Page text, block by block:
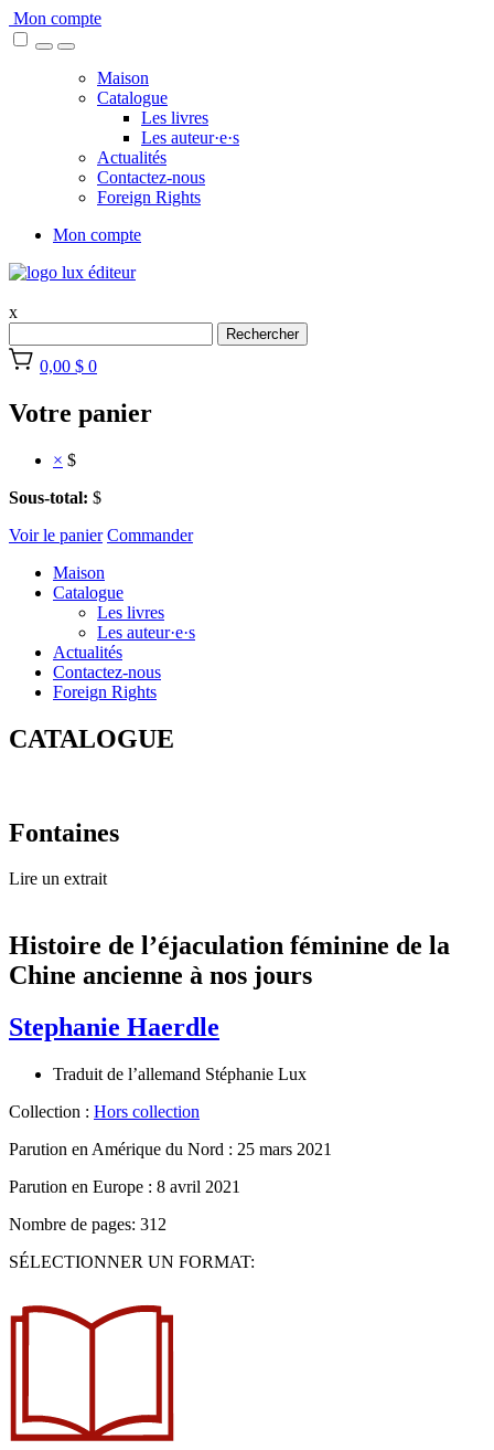
Skip
to
Mon compte
Maison
Catalogue
Les livres
Les auteur·e·s
Actualités
Contactez-nous
Foreign Rights
Mon compte
x
Rechercher
0,00 $ 0
Votre panier
× $
Sous-total: $
Voir le panier Commander
Maison
Catalogue
Les livres
Les auteur·e·s
Actualités
Contactez-nous
Foreign Rights
CATALOGUE
Fontaines
Lire un extrait
Histoire de l’éjaculation féminine de la
Chine ancienne à nos jours
Stephanie Haerdle
Traduit de l’allemand Stéphanie Lux
Collection : Hors collection
Parution en Amérique du Nord : 25 mars 2021
Parution en Europe : 8 avril 2021
Nombre de pages: 312
SÉLECTIONNER UN FORMAT: